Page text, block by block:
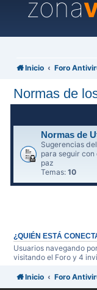
zona
Inicio Foro
Normas de
Normas de
Sugerencias
para seguir con
paz
Temas:10
¿QUIÉN ESTÁ
Usuarios navegando
visitando el Foro y 4
Inicio Foro